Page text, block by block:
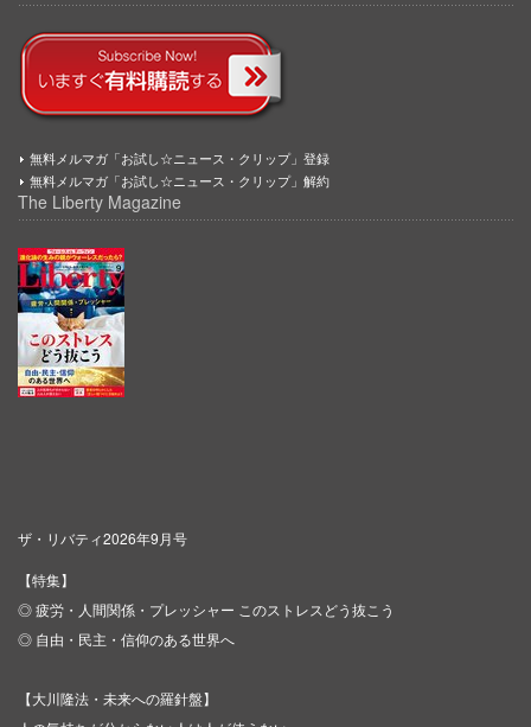
無料メルマガ「お試し☆ニュース・クリップ」登録
無料メルマガ「お試し☆ニュース・クリップ」解約
The Liberty Magazine
ザ・リバティ2026年9月号
【特集】
◎ 疲労・人間関係・プレッシャー このストレスどう抜こう
◎ 自由・民主・信仰のある世界へ
【大川隆法・未来への羅針盤】